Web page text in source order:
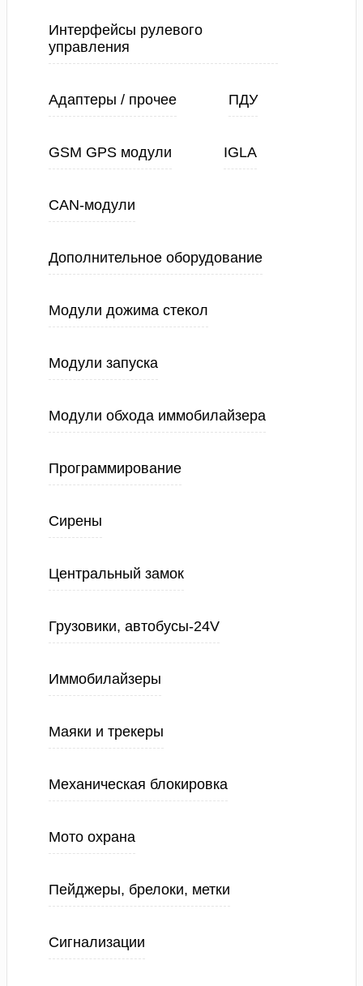
Интерфейсы рулевого
управления
Адаптеры / прочее ПДУ
GSM GPS модули IGLA
CAN-модули
Дополнительное оборудование
Модули дожима стекол
Модули запуска
Модули обхода иммобилайзера
Программирование
Сирены
Центральный замок
Грузовики, автобусы-24V
Иммобилайзеры
Маяки и трекеры
Механическая блокировка
Мото охрана
Пейджеры, брелоки, метки
Сигнализации